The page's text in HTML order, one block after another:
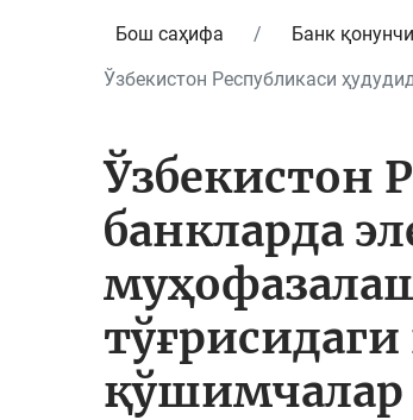
Бош саҳифа Банк
Ўзбекистон Республикаси
Ўзбекистон
банкларда